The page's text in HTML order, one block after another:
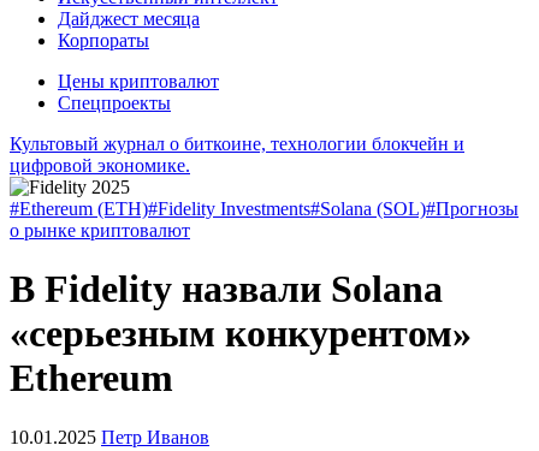
Дайджест месяца
Корпораты
Цены криптовалют
Спецпроекты
Культовый журнал о биткоине, технологии блокчейн и
цифровой экономике.
#Ethereum (ETH)#Fidelity Investments#Solana (SOL)#Прогнозы
о рынке криптовалют
В Fidelity назвали Solana
«серьезным конкурентом»
Ethereum
10.01.2025 Петр Иванов